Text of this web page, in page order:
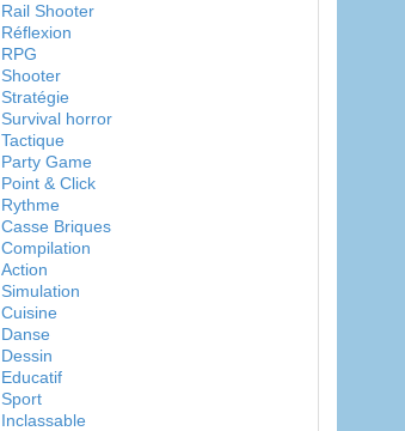
Rail Shooter
Réflexion
RPG
Shooter
Stratégie
Survival horror
Tactique
Party Game
Point & Click
Rythme
Casse Briques
Compilation
Action
Simulation
Cuisine
Danse
Dessin
Educatif
Sport
Inclassable